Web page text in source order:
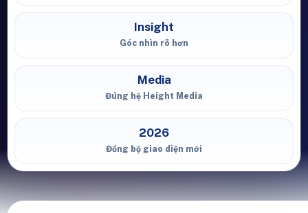
Insight
Góc nhìn rõ hơn
Media
Đúng hệ Height Media
2026
Đồng bộ giao diện mới